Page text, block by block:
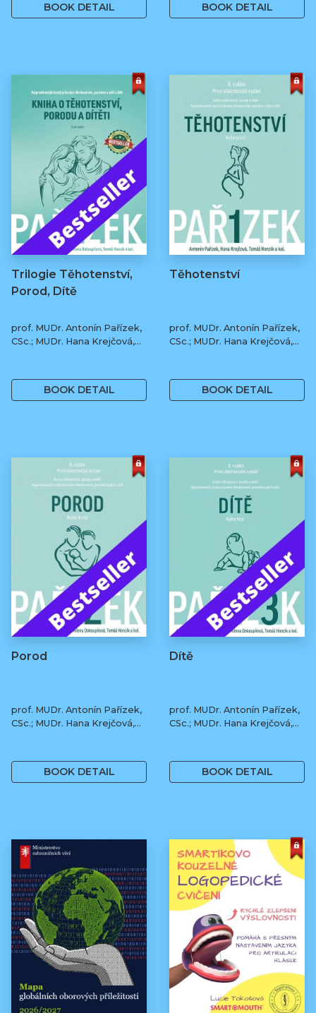
BOOK DETAIL BOOK DETAIL
Trilogie Těhotenství,
Porod, Dítě
prof. MUDr. Antonín Pařízek,
CSc.; MUDr. Hana Krejčová,
Tomáš Honzík, Ph.D. a kol.
BOOK DETAIL
Těhotenství
prof. MUDr. Antonín Pařízek,
CSc.; MUDr. Hana Krejčová,
BOOK DETAIL
Porod
prof. MUDr. Antonín Pařízek,
CSc.; MUDr. Hana Krejčová,
Tomáš Honzík, Ph.D. a kol.
BOOK DETAIL
Dítě
prof. MUDr. Antonín Pařízek,
CSc.; MUDr. Hana Krejčová,
Tomáš Honzík, Ph.D. a kol.
BOOK DETAIL